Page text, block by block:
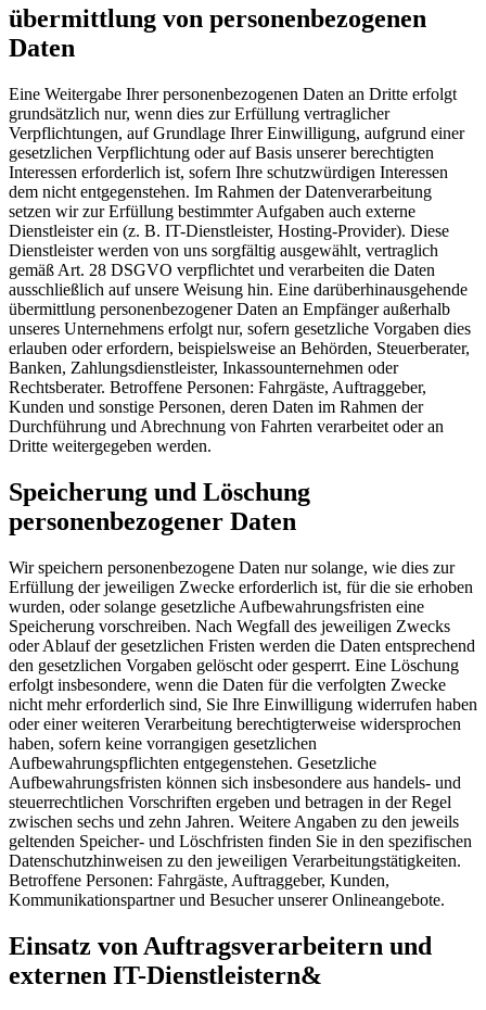
übermittlung von personenbezogenen
Daten
Eine Weitergabe Ihrer personenbezogenen Daten an Dritte erfolgt
grundsätzlich nur, wenn dies zur Erfüllung vertraglicher
Verpflichtungen, auf Grundlage Ihrer Einwilligung, aufgrund einer
gesetzlichen Verpflichtung oder auf Basis unserer berechtigten
Interessen erforderlich ist, sofern Ihre schutzwürdigen Interessen
dem nicht entgegenstehen. Im Rahmen der Datenverarbeitung
setzen wir zur Erfüllung bestimmter Aufgaben auch externe
Dienstleister ein (z. B. IT-Dienstleister, Hosting-Provider). Diese
Dienstleister werden von uns sorgfältig ausgewählt, vertraglich
gemäß Art. 28 DSGVO verpflichtet und verarbeiten die Daten
ausschließlich auf unsere Weisung hin. Eine darüberhinausgehende
übermittlung personenbezogener Daten an Empfänger außerhalb
unseres Unternehmens erfolgt nur, sofern gesetzliche Vorgaben dies
erlauben oder erfordern, beispielsweise an Behörden, Steuerberater,
Banken, Zahlungsdienstleister, Inkassounternehmen oder
Rechtsberater. Betroffene Personen: Fahrgäste, Auftraggeber,
Kunden und sonstige Personen, deren Daten im Rahmen der
Durchführung und Abrechnung von Fahrten verarbeitet oder an
Dritte weitergegeben werden.
Speicherung und Löschung
personenbezogener Daten
Wir speichern personenbezogene Daten nur solange, wie dies zur
Erfüllung der jeweiligen Zwecke erforderlich ist, für die sie erhoben
wurden, oder solange gesetzliche Aufbewahrungsfristen eine
Speicherung vorschreiben. Nach Wegfall des jeweiligen Zwecks
oder Ablauf der gesetzlichen Fristen werden die Daten entsprechend
den gesetzlichen Vorgaben gelöscht oder gesperrt. Eine Löschung
erfolgt insbesondere, wenn die Daten für die verfolgten Zwecke
nicht mehr erforderlich sind, Sie Ihre Einwilligung widerrufen haben
oder einer weiteren Verarbeitung berechtigterweise widersprochen
haben, sofern keine vorrangigen gesetzlichen
Aufbewahrungspflichten entgegenstehen. Gesetzliche
Aufbewahrungsfristen können sich insbesondere aus handels- und
steuerrechtlichen Vorschriften ergeben und betragen in der Regel
zwischen sechs und zehn Jahren. Weitere Angaben zu den jeweils
geltenden Speicher- und Löschfristen finden Sie in den spezifischen
Datenschutzhinweisen zu den jeweiligen Verarbeitungstätigkeiten.
Betroffene Personen: Fahrgäste, Auftraggeber, Kunden,
Kommunikationspartner und Besucher unserer Onlineangebote.
Einsatz von Auftragsverarbeitern und
externen IT-Dienstleistern&